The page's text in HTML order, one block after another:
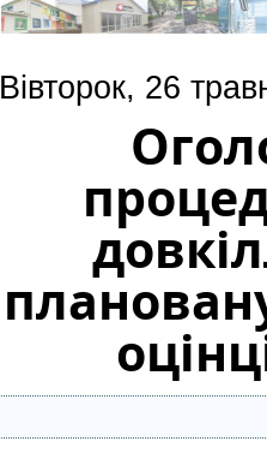
Вівторок, 26